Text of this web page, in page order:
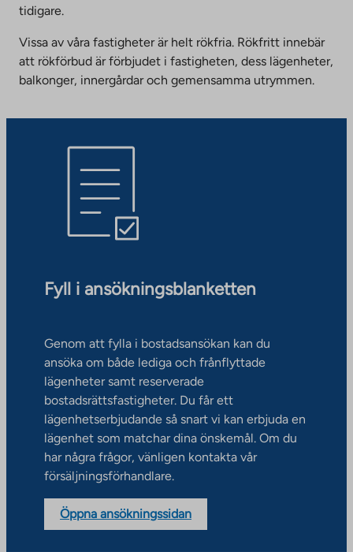
tidigare.
Vissa av våra fastigheter är helt rökfria. Rökfritt innebär
att rökförbud är förbjudet i fastigheten, dess lägenheter,
balkonger, innergårdar och gemensamma utrymmen.
Fyll i ansökningsblanketten
Genom att fylla i bostadsansökan kan du
ansöka om både lediga och frånflyttade
lägenheter samt reserverade
bostadsrättsfastigheter. Du får ett
lägenhetserbjudande så snart vi kan erbjuda en
lägenhet som matchar dina önskemål. Om du
har några frågor, vänligen kontakta vår
försäljningsförhandlare.
Öppna ansökningssidan